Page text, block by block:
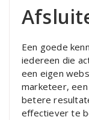
Een goede
iedereen die
een eigen
marketeer, een
betere
effectiever te